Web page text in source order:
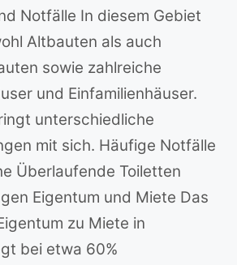
Notfälle In diesem Gebiet
Altbauten als auch
sowie zahlreiche
und Einfamilienhäuser.
unterschiedliche
mit sich. Häufige Notfälle
Überlaufende Toiletten
Eigentum und Miete Das
zu Miete in
bei etwa 60%